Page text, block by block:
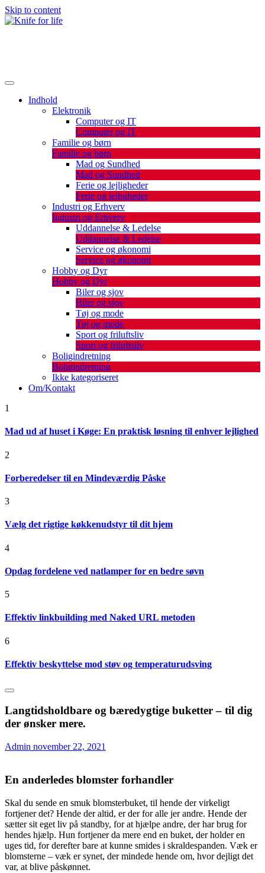
Skip to content
Indhold
Elektronik
Computer og IT
Computer og IT
Familie og børn
Familie og børn
Mad og Sundhed
Mad og Sundhed
Ferie og lejligheder
Ferie og lejligheder
Industri og Erhverv
Industri og Erhverv
Uddannelse & Ledelse
Uddannelse & Ledelse
Service og økonomi
Service og økonomi
Hobby og Dyr
Hobby og Dyr
Biler og sjov
Biler og sjov
Tøj og mode
Tøj og mode
Sport og friluftsliv
Sport og friluftsliv
Boligindretning
Boligindretning
Ikke kategoriseret
Om/Kontakt
1
Mad ud af huset i Køge: En praktisk løsning til enhver lejlighed
2
Forberedelser til en Mindeværdig Påske
3
Vælg det rigtige køkkenudstyr til dit hjem
4
Opdag fordelene ved natlamper for en bedre søvn
5
Effektiv linkbuilding med Naked URL metoden
6
Effektiv beskyttelse mod støv og temperaturudsving
Langtidsholdbare og bæredygtige buketter – til dig
der ønsker mere.
Admin november 22, 2021
En anderledes blomster forhandler
Skal du sende en smuk blomsterbuket, til hende der virkeligt
fortjener det? Hende der altid, er der for alle jer andre. Hende der
sætter sit eget liv på standby, for at hjælpe andre, der har brug for
hendes hjælp. Hun fortjener da mere end en buket, der holder en
uges tid, for derefter bare at kunne smides i skraldespanden. Væk er
blomsterne – væk er synet, der mindede hende om, hvor dejligt det
var, at blive påskønnet.